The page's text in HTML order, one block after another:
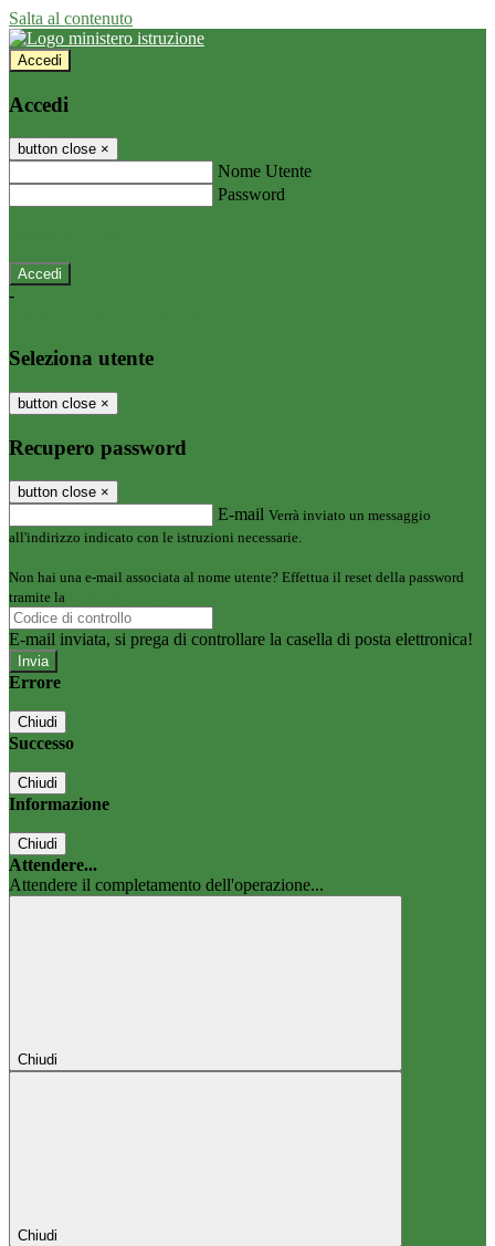
Salta al contenuto
Accedi
Accedi
button close ×
Nome Utente
Password
-
Seleziona utente
button close ×
Recupero password
button close ×
E-mail Verrà inviato un messaggio
all'indirizzo indicato con le istruzioni necessarie.
Non hai una e-mail associata al nome utente? Effettua il reset della password
tramite la
E-mail inviata, si prega di controllare la casella di posta elettronica!
Errore
Chiudi
Successo
Chiudi
Informazione
Chiudi
Attendere...
Attendere il completamento dell'operazione...
Chiudi
Chiudi